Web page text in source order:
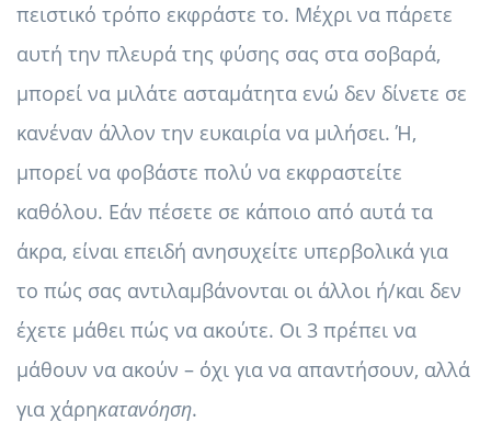
πειστικό τρόπο εκφράστε το. Μέχρι να πάρετε
αυτή την πλευρά της φύσης σας στα σοβαρά,
μπορεί να μιλάτε ασταμάτητα ενώ δεν δίνετε σε
κανέναν άλλον την ευκαιρία να μιλήσει. Ή,
μπορεί να φοβάστε πολύ να εκφραστείτε
καθόλου. Εάν πέσετε σε κάποιο από αυτά τα
άκρα, είναι επειδή ανησυχείτε υπερβολικά για
το πώς σας αντιλαμβάνονται οι άλλοι ή/και δεν
έχετε μάθει πώς να ακούτε. Οι 3 πρέπει να
μάθουν να ακούν – όχι για να απαντήσουν, αλλά
για χάρηκατανόηση.